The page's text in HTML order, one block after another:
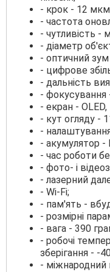
- крок - 12
- частота
- чутливість -
- діаметр
- оптичний зум
- цифрове
- дальність
- фокусування
- екран - OLED,
- кут огляду -
-
- акумулятор -
- час роботи
- фото- і
- лазерний
- Wi-Fi;
- пам'ять -
- розмірні
- вага - 390
- робочі
зберігання - -
- міжнародний